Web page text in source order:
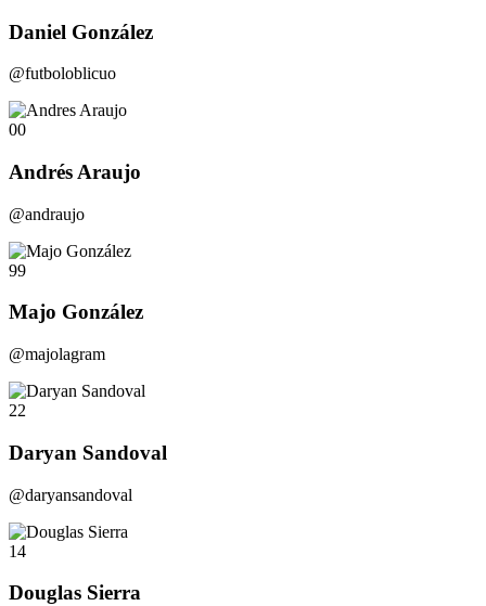
Daniel González
@futboloblicuo
00
Andrés Araujo
@andraujo
99
Majo González
@majolagram
22
Daryan Sandoval
@daryansandoval
14
Douglas Sierra